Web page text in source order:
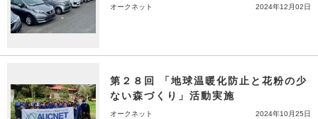
オークネット 2024年12月02日
第２８回 「地球温暖化防止と花粉の少
ない森づくり」活動実施
オークネット 2024年10月25日